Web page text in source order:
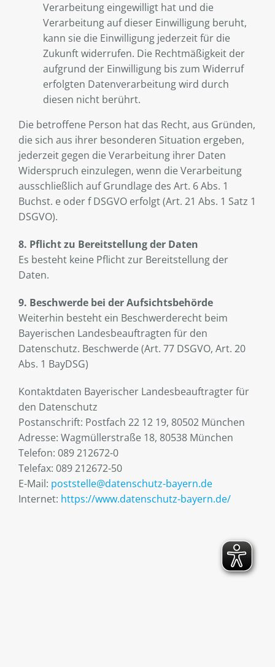
Verarbeitung eingewilligt hat und die
Verarbeitung auf dieser Einwilligung beruht,
kann sie die Einwilligung jederzeit für die
Zukunft widerrufen. Die Rechtmäßigkeit der
aufgrund der Einwilligung bis zum Widerruf
erfolgten Datenverarbeitung wird durch
diesen nicht berührt.
Die betroffene Person hat das Recht, aus Gründen,
die sich aus ihrer besonderen Situation ergeben,
jederzeit gegen die Verarbeitung ihrer Daten
Widerspruch einzulegen, wenn die Verarbeitung
ausschließlich auf Grundlage des Art. 6 Abs. 1
Buchst. e oder f DSGVO erfolgt (Art. 21 Abs. 1 Satz 1
DSGVO).
8. Pflicht zu Bereitstellung der Daten
Es besteht keine Pflicht zur Bereitstellung der
Daten.
9. Beschwerde bei der Aufsichtsbehörde
Weiterhin besteht ein Beschwerderecht beim
Bayerischen Landesbeauftragten für den
Datenschutz. Beschwerde (Art. 77 DSGVO, Art. 20
Abs. 1 BayDSG)
Kontaktdaten Bayerischer Landesbeauftragter für
den Datenschutz
Postanschrift: Postfach 22 12 19, 80502 München
Adresse: Wagmüllerstraße 18, 80538 München
Telefon: 089 212672-0
Telefax: 089 212672-50
E-Mail: poststelle@datenschutz-bayern.de
Internet: https://www.datenschutz-bayern.de/